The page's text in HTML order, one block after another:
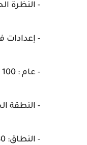
- النظرة
- إعدادات
- عام : 100
- النطقة
- النطاق: 2X 80